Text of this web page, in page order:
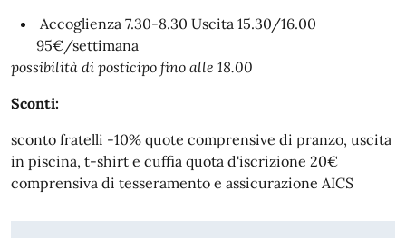
Accoglienza 7.30-8.30 Uscita 15.30/16.00
95€/settimana
possibilità di posticipo fino alle 18.00
Sconti:
sconto fratelli -10% quote comprensive di pranzo, uscita
in piscina, t-shirt e cuffia quota d'iscrizione 20€
comprensiva di tesseramento e assicurazione AICS